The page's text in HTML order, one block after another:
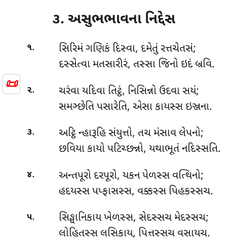
📜
૩. અસુભભાવના નિદ્દેસ
૧. સિરિમંગણિકં દિસ્વા, દમેતું રત્તચેતસં;
દસ્સેત્વા મતસારીરં, તસ્સા જિનો ઇદં બ્રવિ.
૨. ચરંવાયદિવા તિટ્ઠં, નિસિન્નો ઉદવા સયં;
સમઞ્છેતિ પસારેતિ, એસા કાયસ્સ ઇઞ્જના.
૩.
અટ્ઠિ ન્હારૂહિ સંયુત્તો, તચ મંસાવ લેપનો;
છવિયા કાયો પટિચ્છન્નો, યથાભૂતં નદિસ્સતિ.
૪. અન્તપૂરો દરપૂરો, યકન પેળસ્સ વત્થિનો;
હદયસ્સ પપ્ફાસસ્સ, વક્કસ્સ પિહકસ્સચ.
૫.
સિઙ્ઘાનિકાય ખેળસ્સ, સેદસ્સચ મેદસ્સચ;
લોહિતસ્સ લસિકાય, પિત્તસ્સચ વસાયચ.